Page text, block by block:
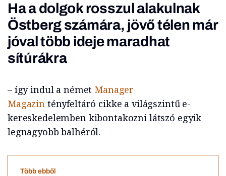
Ha a dolgok rosszul alakulnak
Östberg számára, jövő télen már
jóval több ideje maradhat
sítúrákra
– így indul a német Manager
Magazin tényfeltáró cikke a világszintű e-
kereskedelemben kibontakozni látszó egyik
legnagyobb balhéról.
Több ebből